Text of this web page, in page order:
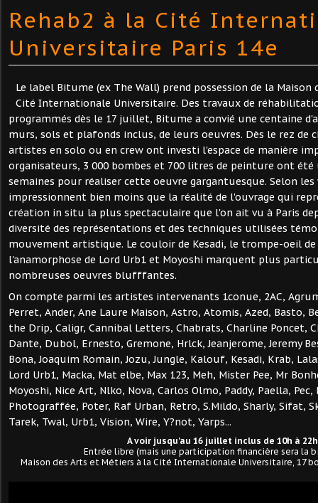
Rehab2 à la Cité
Universitaire Paris 14e
Le label Bitume (ex The Wall) prend possession de la Maison
Cité Internationale Universitaire. Des travaux de
programmés dès le 17 juillet, Bitume a convié une centaine
murs, sols et plafonds inclus, de leurs oeuvres. Dès le rez de
artistes en solo ou en crew ont investi l'espace de manière
organisateurs, 3 000 bombes et 700 litres de peinture ont
semaines pour réaliser cette oeuvre gargantuesque. Selon
impressionnent bien moins que la réalité de l'ouvrage qui
création in situ la plus spectaculaire que l'on ait vu à Paris
diversité des représentations et des techniques utilisées
mouvement artistique. Le couloir de Kesadi, le trompe-oeil
l'anamorphose de Lord Urb1 et Moyoshi marquent plus
nombreuses oeuvres blufffantes.
On compte parmi les artistes intervenants 1conue, 2AC,
Perret, Ander, Ane Laure Maison, Astro, Atomis, Azed, Basto,
the Drip, Caligr, Cannibal Letters, Chabrats, Charline Poncet,
Dante, Dubol, Ernesto, Gremone, Hrlck, Jeanjerome, Jeremy
Bona, Joaquim Romain, Jozu, Jungle, Kalouf, Kesadi, Krab,
Lord Urb1, Macka, Mat elbe, Max 123, Meh, Mister Pee, Mr
Moyoshi, Nice Art, Nlko, Nova, Carlos Olmo, Paddy, Paella, Pec,
Photograffée, Poter, Raf Urban, Retro, S.Mildo, Sharly, Sifat,
Tarek, Twal, Urb1, Vision, Wire, Y?not, Yarps...
A voir jusqu'au 16 juillet inclus de 10h à
Entrée libre (mais une participation financière sera la
Maison des Arts et Métiers à la Cité Internationale Universitaire, 17